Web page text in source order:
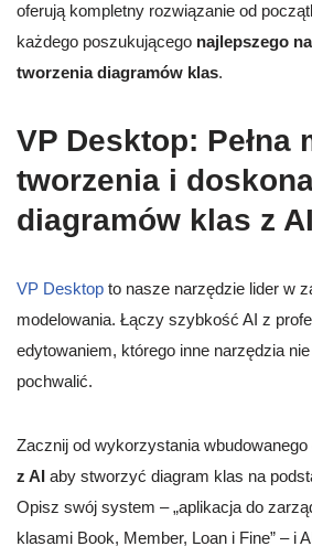
oferują kompletny rozwiązanie od
każdego poszukującego najlepszego
tworzenia diagramów klas.
VP Desktop: Pełna
tworzenia i
diagramów klas z AI
VP Desktop to nasze narzędzie lider w
modelowania. Łączy szybkość AI z
edytowaniem, którego inne narzędzia
pochwalić.
Zacznij od wykorzystania wbudowanego
z AI aby stworzyć diagram klas na
Opisz swój system – „aplikacja do
klasami Book, Member, Loan i Fine” – i